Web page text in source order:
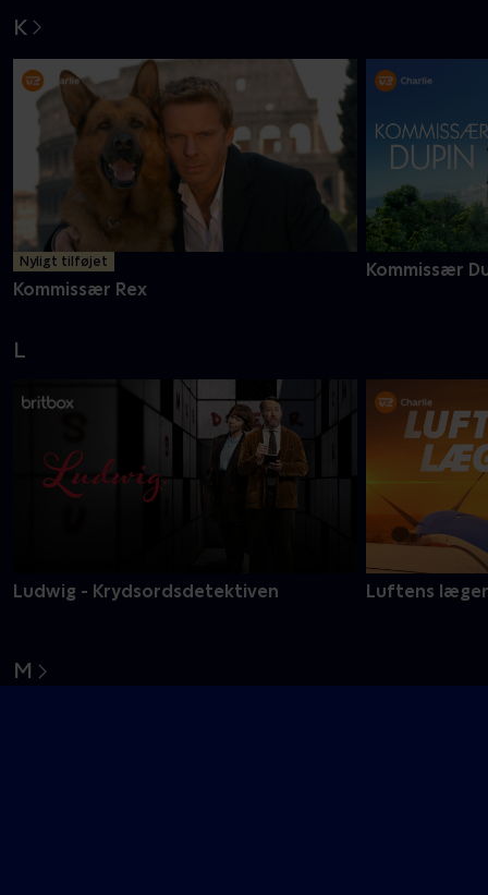
K
Nyligt tilføjet
Kommissær Rex
Kommissær
L
Ludwig - Krydsordsdetektiven Luftens læger
M